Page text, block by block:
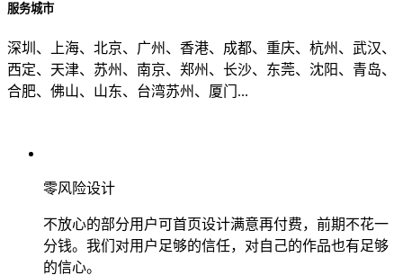
服务城市
深圳、上海、北京、广州、香港、成都、重庆、杭州、武汉、
西定、天津、苏州、南京、郑州、长沙、东莞、沈阳、青岛、
合肥、佛山、山东、台湾苏州、厦门...
零风险设计
不放心的部分用户可首页设计满意再付费，前期不花一
分钱。我们对用户足够的信任，对自己的作品也有足够
的信心。